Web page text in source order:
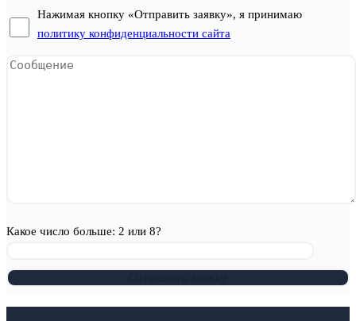
Нажимая кнопку «Отправить заявку», я принимаю
политику конфиденциальности сайта
Какое число больше: 2 или 8?